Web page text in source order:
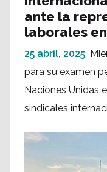
ante la
laborales
25 abril, 2025
para su examen
Naciones Unidas
sindicales